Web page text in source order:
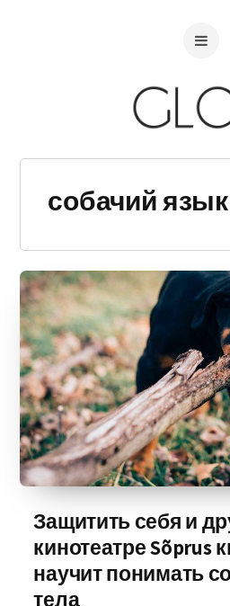
собачий
Защитить себя и
кинотеатре Sõprus
научит понимать
тела